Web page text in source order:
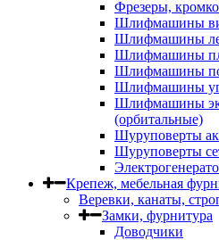
Фрезеры,
Шлифмашины
Шлифмашины
Шлифмашины
Шлифмашины
Шлифмашины
Шлифмашины
(орбитальные)
Шуруповерты
Шуруповерты
Крепеж, мебельная
Веревки, канаты,
Замки, фурнитура
Доводчики